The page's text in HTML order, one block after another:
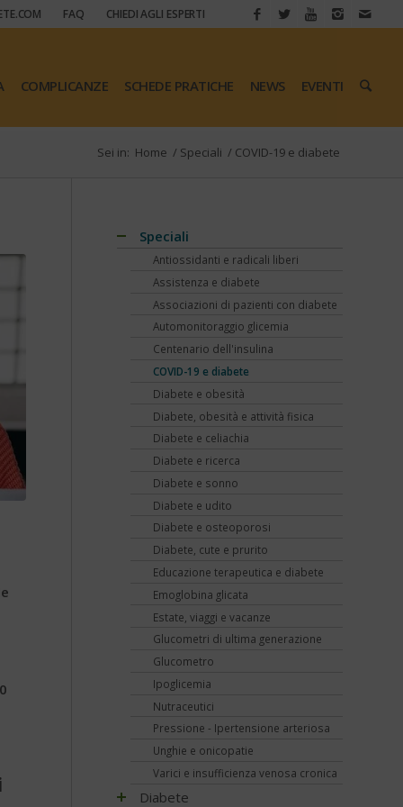
FAQ CHIEDI AGLI ESPERTI
COMPLICANZE SCHEDE PRATICHE NEWS EVENTI
Sei in: Home / Speciali / COVID-19 e diabete
Speciali
Antiossidanti e radicali liberi
Assistenza e diabete
Associazioni di pazienti con diabete
Automonitoraggio glicemia
Centenario dell'insulina
COVID-19 e diabete
Diabete e obesità
Diabete, obesità e attività fisica
Diabete e celiachia
Diabete e ricerca
Diabete e sonno
Diabete e udito
Diabete e osteoporosi
Diabete, cute e prurito
Educazione terapeutica e diabete
Emoglobina glicata
Estate, viaggi e vacanze
Glucometri di ultima generazione
Glucometro
Ipoglicemia
Nutraceutici
Pressione - Ipertensione arteriosa
Unghie e onicopatie
Varici e insufficienza venosa cronica
Diabete